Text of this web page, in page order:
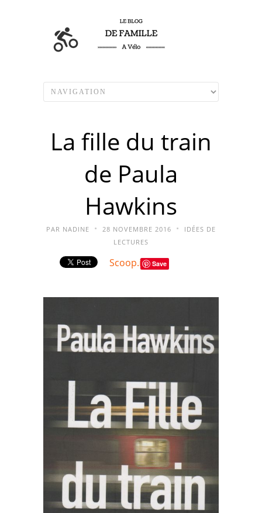
La fille du train
de Paula
Hawkins
PAR NADINE • 28 NOVEMBRE 2016 •
IDÉES DE
LECTURES
Scoop.it Save